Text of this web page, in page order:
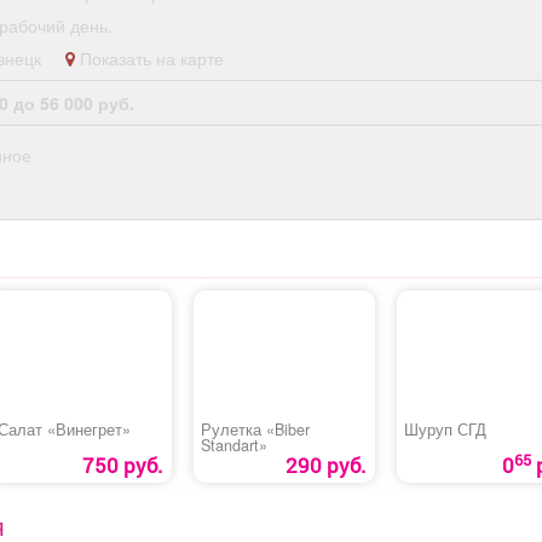
день.
Показать на карте
до 56 000 руб.
«Винегрет»
750 руб.
Рулетка «Biber
Standart»
290 руб.
Шуруп СГД
065